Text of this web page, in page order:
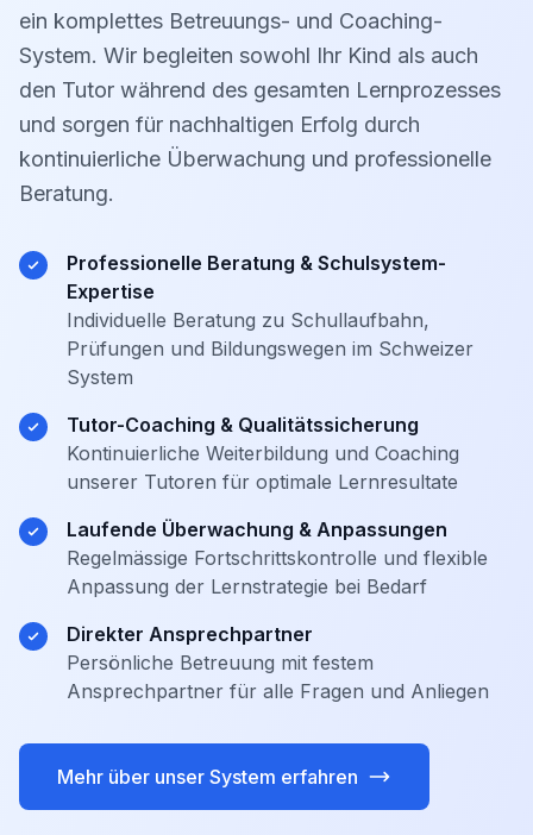
ein komplettes Betreuungs- und Coaching-
System. Wir begleiten sowohl Ihr Kind als auch
den Tutor während des gesamten Lernprozesses
und sorgen für nachhaltigen Erfolg durch
kontinuierliche Überwachung und professionelle
Beratung.
Professionelle Beratung & Schulsystem-
Expertise
Individuelle Beratung zu Schullaufbahn,
Prüfungen und Bildungswegen im Schweizer
System
Tutor-Coaching & Qualitätssicherung
Kontinuierliche Weiterbildung und Coaching
unserer Tutoren für optimale Lernresultate
Laufende Überwachung & Anpassungen
Regelmässige Fortschrittskontrolle und flexible
Anpassung der Lernstrategie bei Bedarf
Direkter Ansprechpartner
Persönliche Betreuung mit festem
Ansprechpartner für alle Fragen und Anliegen
Mehr über unser System erfahren